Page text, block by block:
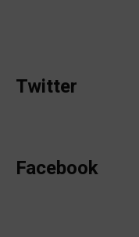
Twitter
Facebook